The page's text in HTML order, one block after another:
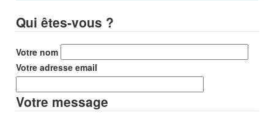
Qui êtes-vous ?
Votre nom
Votre adresse email
Votre message